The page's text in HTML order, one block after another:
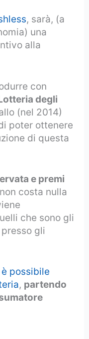
, sarà, (a
una
alla
con
degli
(nel 2014)
poter ottenere
di questa
e premi
costa nulla
che sono gli
gli
è possibile
, partendo